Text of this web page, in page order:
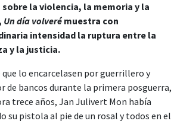
la violencia, la memoria y la
Un día volveré muestra con
intensidad la ruptura entre la
y la justicia.
que lo encarcelasen por guerrillero y
de bancos durante la primera posguerra,
trece años, Jan Julivert Mon había
su pistola al pie de un rosal y todos en el